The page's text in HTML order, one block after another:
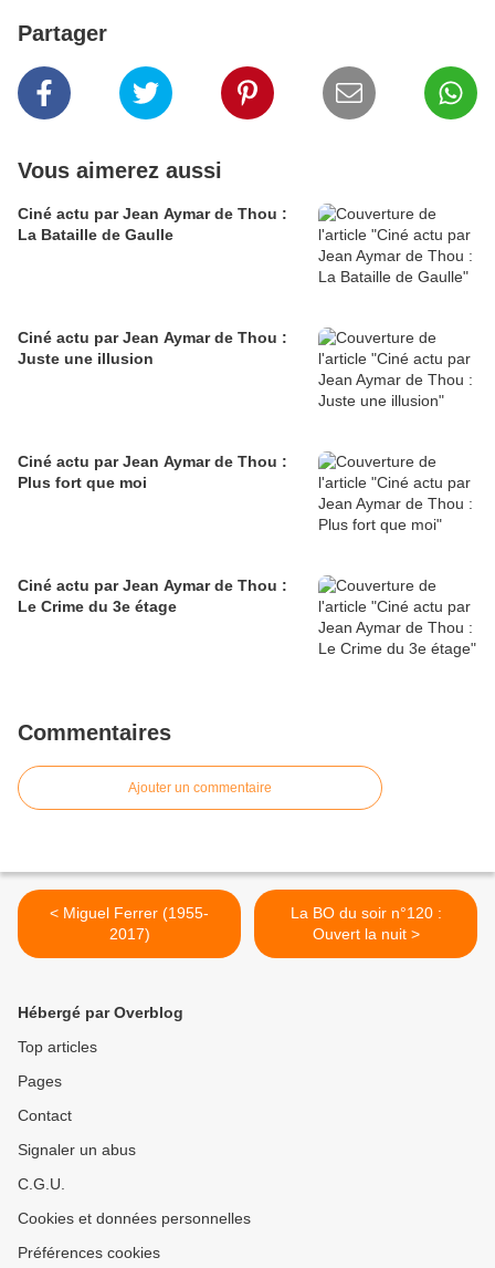
Partager
Vous aimerez aussi
Ciné actu par Jean Aymar de Thou :
La Bataille de Gaulle
Ciné actu par Jean Aymar de Thou :
Juste une illusion
Ciné actu par Jean Aymar de Thou :
Plus fort que moi
Ciné actu par Jean Aymar de Thou :
Le Crime du 3e étage
Commentaires
Ajouter un commentaire
< Miguel Ferrer (1955-
2017)
La BO du soir n°120 :
Ouvert la nuit >
Hébergé par Overblog
Top articles
Pages
Contact
Signaler un abus
C.G.U.
Cookies et données personnelles
Préférences cookies